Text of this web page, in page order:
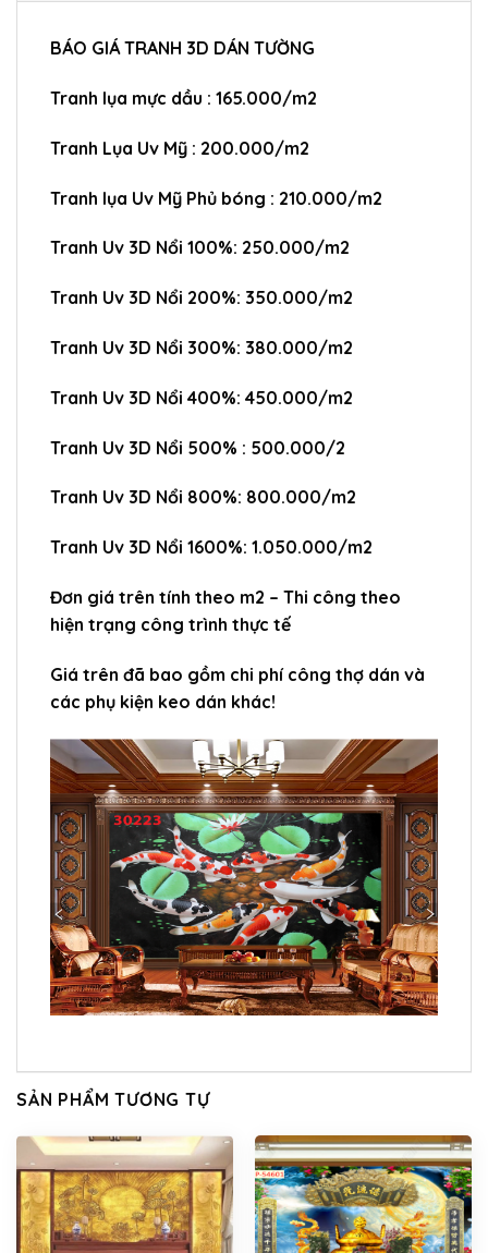
BÁO GIÁ TRANH 3D DÁN TƯỜNG
Tranh lụa mực dầu : 165.000/m2
Tranh Lụa Uv Mỹ : 200.000/m2
Tranh lụa Uv Mỹ Phủ bóng : 210.000/m2
Tranh Uv 3D Nổi 100%: 250.000/m2
Tranh Uv 3D Nổi 200%: 350.000/m2
Tranh Uv 3D Nổi 300%: 380.000/m2
Tranh Uv 3D Nổi 400%: 450.000/m2
Tranh Uv 3D Nổi 500% : 500.000/2
Tranh Uv 3D Nổi 800%: 800.000/m2
Tranh Uv 3D Nổi 1600%: 1.050.000/m2
Đơn giá trên tính theo m2 – Thi công theo
hiện trạng công trình thực tế
Giá trên đã bao gồm chi phí công thợ dán và
các phụ kiện keo dán khác!
SẢN PHẨM TƯƠNG TỰ